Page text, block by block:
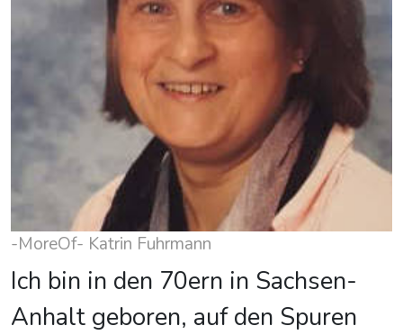
-MoreOf- Katrin Fuhrmann
Ich bin in den 70ern in Sachsen-
Anhalt geboren, auf den Spuren